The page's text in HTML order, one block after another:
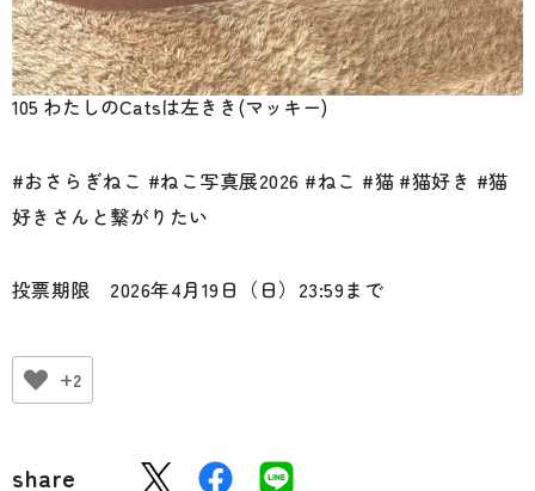
105 わたしのCatsは左きき(マッキー)
#おさらぎねこ #ねこ写真展2026 #ねこ #猫 #猫好き #猫
好きさんと繋がりたい
投票期限 2026年4月19日（日）23:59まで
+2
share